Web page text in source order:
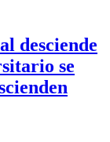
desciende
se